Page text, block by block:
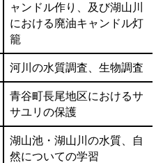
ャンドル作り、及び湖山川
における廃油キャンドル灯
籠
河川の水質調査、生物調査
青谷町長尾地区におけるサ
サユリの保護
湖山池・湖山川の水質、自
然についての学習